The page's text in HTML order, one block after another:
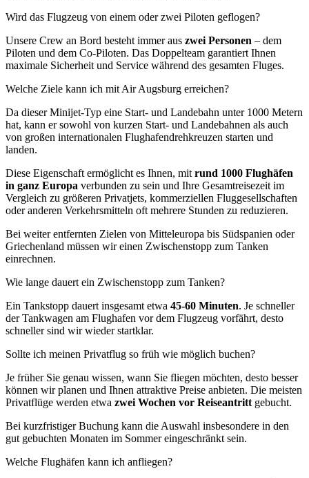
Wird das Flugzeug von einem oder zwei Piloten geflogen?
Unsere Crew an Bord besteht immer aus zwei Personen – dem
Piloten und dem Co-Piloten. Das Doppelteam garantiert Ihnen
maximale Sicherheit und Service während des gesamten Fluges.
Welche Ziele kann ich mit Air Augsburg erreichen?
Da dieser Minijet-Typ eine Start- und Landebahn unter 1000 Metern
hat, kann er sowohl von kurzen Start- und Landebahnen als auch
von großen internationalen Flughafendrehkreuzen starten und
landen.
Diese Eigenschaft ermöglicht es Ihnen, mit rund 1000 Flughäfen
in ganz Europa verbunden zu sein und Ihre Gesamtreisezeit im
Vergleich zu größeren Privatjets, kommerziellen Fluggesellschaften
oder anderen Verkehrsmitteln oft mehrere Stunden zu reduzieren.
Bei weiter entfernten Zielen von Mitteleuropa bis Südspanien oder
Griechenland müssen wir einen Zwischenstopp zum Tanken
einrechnen.
Wie lange dauert ein Zwischenstopp zum Tanken?
Ein Tankstopp dauert insgesamt etwa 45-60 Minuten. Je schneller
der Tankwagen am Flughafen vor dem Flugzeug vorfährt, desto
schneller sind wir wieder startklar.
Sollte ich meinen Privatflug so früh wie möglich buchen?
Je früher Sie genau wissen, wann Sie fliegen möchten, desto besser
können wir planen und Ihnen attraktive Preise anbieten. Die meisten
Privatflüge werden etwa zwei Wochen vor Reiseantritt gebucht.
Bei kurzfristiger Buchung kann die Auswahl insbesondere in den
gut gebuchten Monaten im Sommer eingeschränkt sein.
Welche Flughäfen kann ich anfliegen?